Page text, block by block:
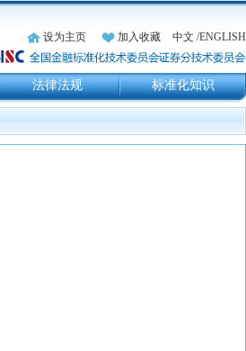
设为主页 加入收藏 中文 /ENGLISH
法律法规 标准化知识